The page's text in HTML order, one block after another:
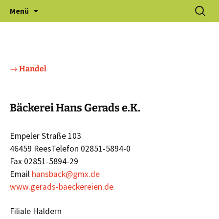
Gewerbeverein Haldern e.V.
Menü
Suchen
nach:
→ Handel
Bäckerei Hans Gerads e.K.
Empeler Straße 103
46459 ReesTelefon 02851-5894-0
Fax 02851-5894-29
Email hansback@gmx.de
www.gerads-baeckereien.de
Filiale Haldern